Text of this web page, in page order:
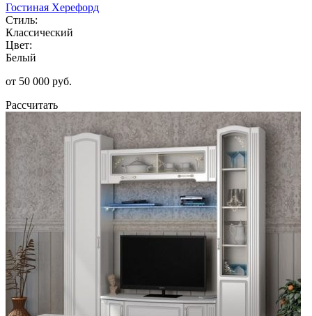
Гостиная Херефорд
Стиль:
Классический
Цвет:
Белый
от 50 000 руб.
Рассчитать